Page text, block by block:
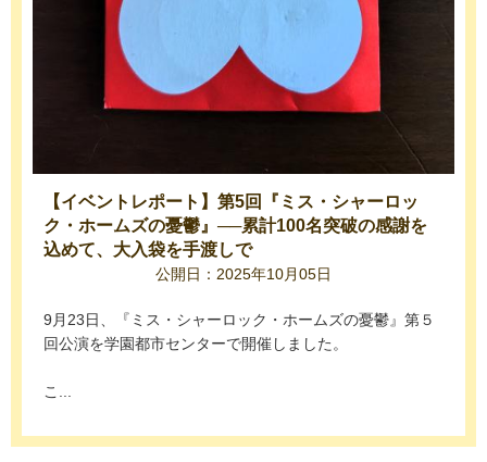
【イベントレポート】第5回『ミス・シャーロッ
ク・ホームズの憂鬱』──累計100名突破の感謝を
込めて、大入袋を手渡しで
公開日：2025年10月05日
9月23日、『ミス・シャーロック・ホームズの憂鬱』第５
回公演を学園都市センターで開催しました。
こ...